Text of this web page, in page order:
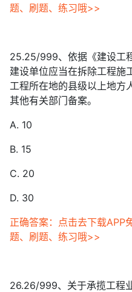
题、刷题、练习哦>>
25.25/999、依据《建设工
建设单位应当在拆除工程施
工程所在地的县级以上地方
其他有关部门备案。
A. 10
B. 15
C. 20
D. 30
正确答案：点击去下载APP
题、刷题、练习哦>>
26.26/999、关于承揽工程